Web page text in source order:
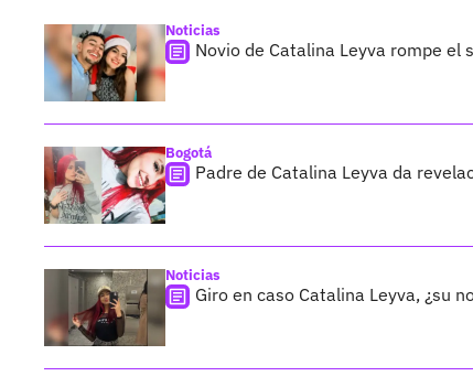
Noticias
Novio de Catalina Leyva rompe el
Bogotá
Padre de Catalina Leyva da
Noticias
Giro en caso Catalina Leyva, ¿su